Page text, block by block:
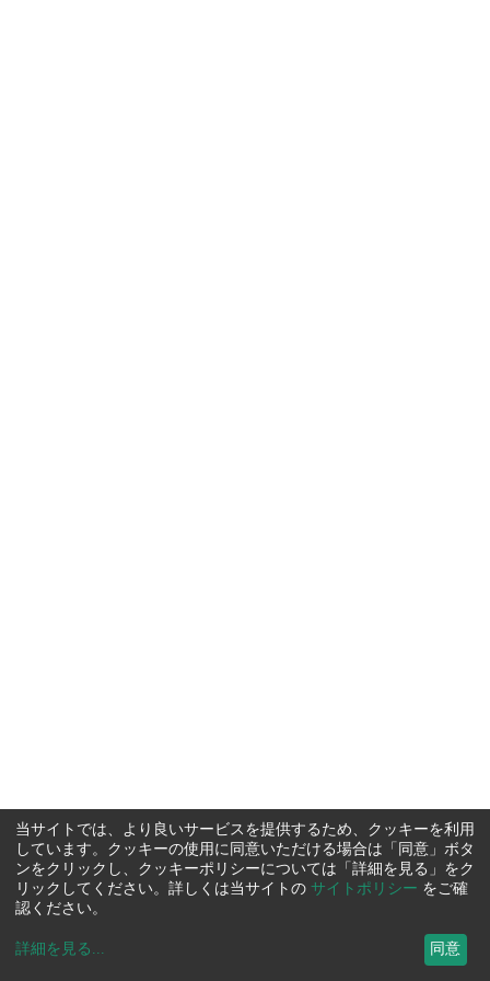
当サイトでは、より良いサービスを提供するため、クッキーを利用
しています。クッキーの使用に同意いただける場合は「同意」ボタ
ンをクリックし、クッキーポリシーについては「詳細を見る」をク
リックしてください。詳しくは当サイトの サイトポリシー をご確
認ください。
詳細を見る ... 同意